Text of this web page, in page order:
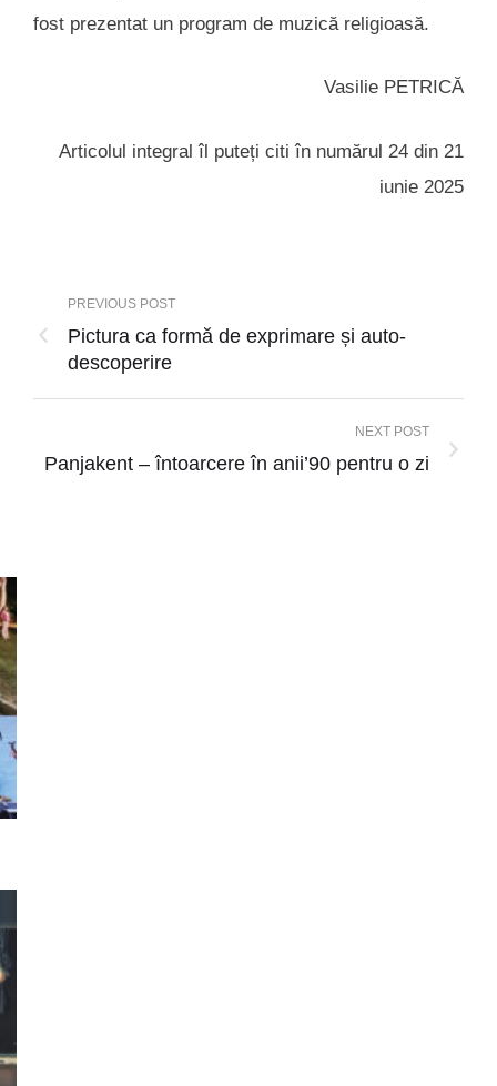
fost prezentat un program de muzică religioasă.
Vasilie PETRICĂ
Articolul integral îl puteți citi în numărul 24 din 21
iunie 2025
PREVIOUS POST
Pictura ca formă de exprimare și auto-
descoperire
NEXT POST
Panjakent – întoarcere în anii’90 pentru o zi